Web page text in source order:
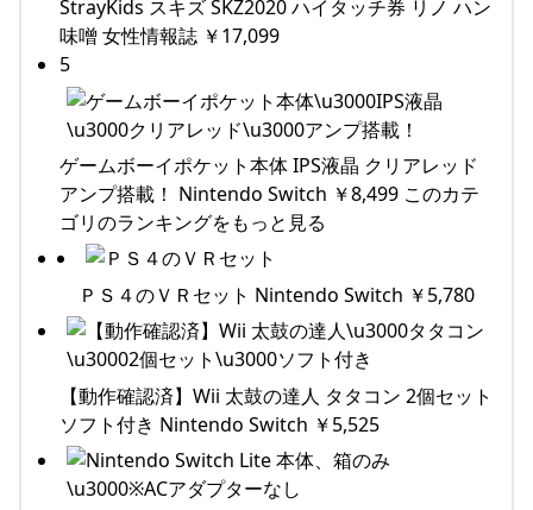
StrayKids スキズ SKZ2020 ハイタッチ券 リノ ハン
味噌 女性情報誌 ￥17,099
5
ゲームボーイポケット本体 IPS液晶 クリアレッド
アンプ搭載！ Nintendo Switch ￥8,499 このカテ
ゴリのランキングをもっと見る
ＰＳ４のＶＲセット Nintendo Switch ￥5,780
【動作確認済】Wii 太鼓の達人 タタコン 2個セット
ソフト付き Nintendo Switch ￥5,525